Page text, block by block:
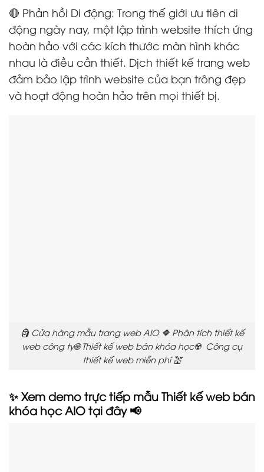
🔴 Phản hồi Di động: Trong thế giới ưu tiên di
động ngày nay, một lập trình website thích ứng
hoàn hảo với các kích thước màn hình khác
nhau là điều cần thiết. Dịch thiết kế trang web
đảm bảo lập trình website của bạn trông đẹp
và hoạt động hoàn hảo trên mọi thiết bị.
🗿 Cửa hàng mẫu trang web AIO 🔶 Phân tích thiết kế
web công ty🌐 Thiết kế web bán khóa học☢️ Công cụ
thiết kế web miễn phí 💒
✨ Xem demo trực tiếp mẫu Thiết kế web bán
khóa học AIO tại đây 📢